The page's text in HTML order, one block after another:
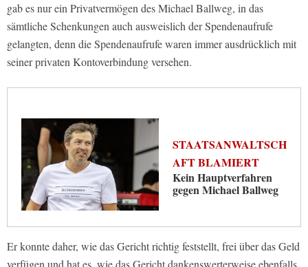
gab es nur ein Privatvermögen des Michael Ballweg, in das
sämtliche Schenkungen auch ausweislich der Spendenaufrufe
gelangten, denn die Spendenaufrufe waren immer ausdrücklich mit
seiner privaten Kontoverbindung versehen.
STAATSANWALTSCH
AFT BLAMIERT
Kein Hauptverfahren
gegen Michael Ballweg
Er konnte daher, wie das Gericht richtig feststellt, frei über das Geld